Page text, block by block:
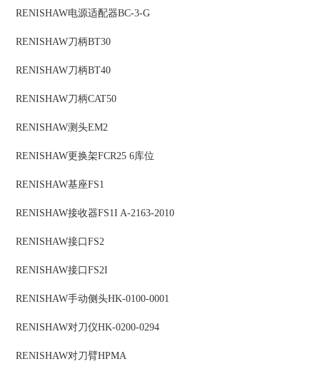
RENISHAW电源适配器BC-3-G
RENISHAW刀柄BT30
RENISHAW刀柄BT40
RENISHAW刀柄CAT50
RENISHAW测头EM2
RENISHAW更换架FCR25 6库位
RENISHAW基座FS1
RENISHAW接收器FS1I A-2163-2010
RENISHAW接口FS2
RENISHAW接口FS2I
RENISHAW手动侧头HK-0100-0001
RENISHAW对刀仪HK-0200-0294
RENISHAW对刀臂HPMA